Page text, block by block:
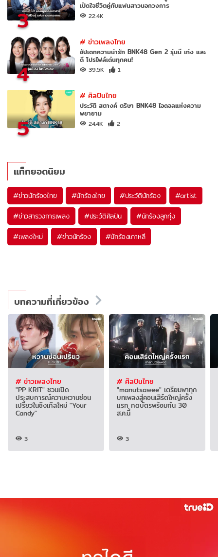
3
เปิดใจชีวิตคู่กับแฟนสาวนอกวงการ
22.4K
4
#ข่าวเพลงไทย
อัปเดทความน่ารัก BNK48 Gen 2 รุ่นนี้ เก่ง และ
ดี โปรไฟล์เด่นทุกคน!
39.5K 1
5
#ศิลปินไทย
ประวัติ สตางค์ ตริษา BNK48 ไอดอลแห่งความ
พยายาม
24.4K 2
แท็กยอดนิยม
#ข่าวนักร้องไทย #นักร้องไทย #ประวัตินักร้อง #artist
#ข่าวสารวงการเพลง #ประวัติศิลปิน #นักร้องลูกทุ่ง
#เพลงใหม่ #ข่าวนักร้อง #นักร้องเกาหลี
บทความที่เกี่ยวข้อง
# ข่าวเพลงไทย
"PP KRIT" ชวนเปิด
ประสบการณ์ความหวานซ่อน
เปรี้ยวในซิงเกิลใหม่ "Your
Candy"
3
# ศิลปินไทย
"manutsawee" เตรียมพาทุก
บทเพลงสู่คอนเสิร์ตใหญ่ครั้ง
แรก กดบัตรพร้อมกัน 30
ส.ค.นี้
3